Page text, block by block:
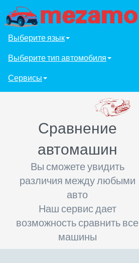
Выберите язык
Выберите тип автомобиля
Сервисы
Сравнение
автомашин
Вы сможете увидить
различия между любыми
авто
Наш сервис дает
возможность сравнить все
машины